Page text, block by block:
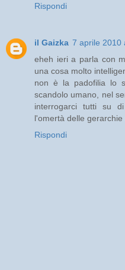
Rispondi
il Gaizka 7 aprile 2010
eheh ieri a parla con
una cosa molto
non è la padofilia lo
scandolo umano, nel
interrogarci tutti su
l'omertà delle gerarchie
Rispondi